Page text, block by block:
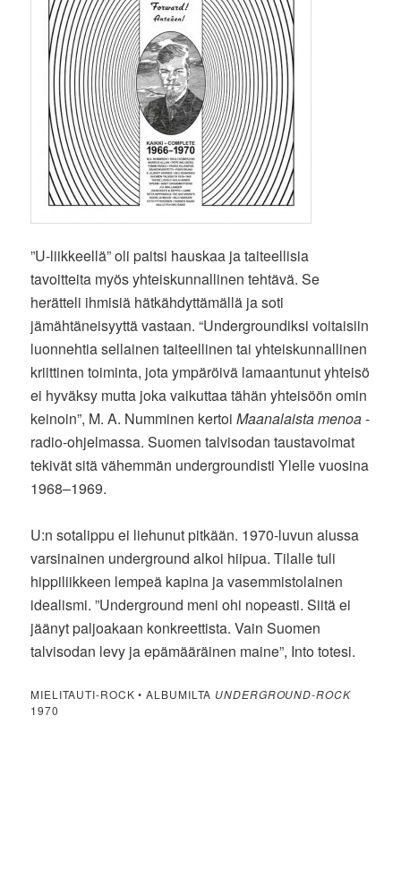
”U-liikkeellä” oli paitsi hauskaa ja taiteellisia
tavoitteita myös yhteiskunnallinen tehtävä. Se
herätteli ihmisiä hätkähdyttämällä ja soti
jämähtäneisyyttä vastaan. “Undergroundiksi voitaisiin
luonnehtia sellainen taiteellinen tai yhteiskunnallinen
kriittinen toiminta, jota ympäröivä lamaantunut yhteisö
ei hyväksy mutta joka vaikuttaa tähän yhteisöön omin
keinoin”, M. A. Numminen kertoiMaanalaista menoa-
radio-ohjelmassa. Suomen talvisodan taustavoimat
tekivät sitä vähemmän undergroundisti Ylelle vuosina
1968–1969.
U:n sotalippu ei liehunut pitkään. 1970-luvun alussa
varsinainen underground alkoi hiipua. Tilalle tuli
hippiliikkeen lempeä kapina ja vasemmistolainen
idealismi. ”Underground meni ohi nopeasti. Siitä ei
jäänyt paljoakaan konkreettista. Vain Suomen
talvisodan levy ja epämääräinen maine”, Into totesi.
MIELITAUTI-ROCK • ALBUMILTA UNDERGROUND-ROCK
1970